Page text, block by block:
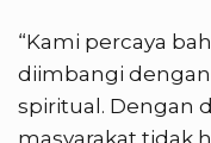
“Kami percaya
diimbangi
spiritual. Dengan